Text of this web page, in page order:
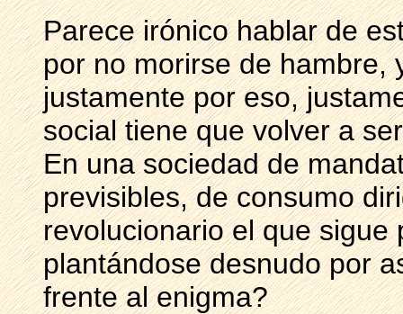
Parece irónico hablar de
por no morirse de hambre,
justamente por eso,
social tiene que volver a
En una sociedad de
previsibles, de consumo
revolucionario el que
plantándose desnudo por
frente al enigma?